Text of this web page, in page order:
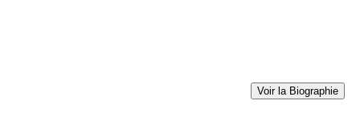
Voir la Biographie